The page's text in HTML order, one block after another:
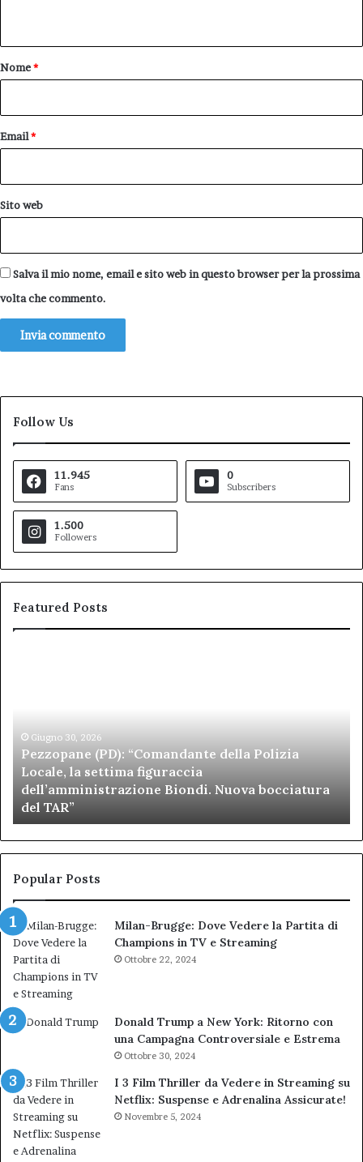
o
Nome*
Email*
Sito web
Salva il mio nome, email e sito web in questo browser per la prossima
volta che commento.
Follow Us
11.945
Fans
0
Subscribers
1.500
Followers
Featured Posts
Locale,
settima
figuraccia
dell’amministrazione
Biondi.
Nuova
bocciatura
del
Giugno 30, 2026
Pezzopane (PD): “Comandante della Polizia
Locale, la settima figuraccia
dell’amministrazione Biondi. Nuova bocciatura
del TAR”
ai
Popular Posts
Milan-Brugge: Dove Vedere la Partita di
Champions in TV e Streaming
Ottobre 22, 2024
Donald Trump a New York: Ritorno con
una Campagna Controversiale e Estrema
Ottobre 30, 2024
I 3 Film Thriller da Vedere in Streaming su
Netflix: Suspense e Adrenalina Assicurate!
Novembre 5, 2024